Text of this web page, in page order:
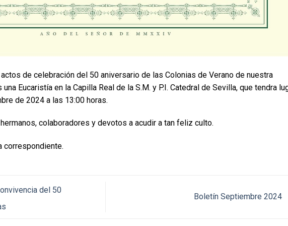
de celebración del 50 aniversario de las Colonias de Verano de nuestra
Eucaristía en la Capilla Real de la S.M. y P.I. Catedral de Sevilla, que tendra
de 2024 a las 13:00 horas.
colaboradores y devotos a acudir a tan feliz culto.
correspondiente.
del 50
Boletín Septiembre 2024